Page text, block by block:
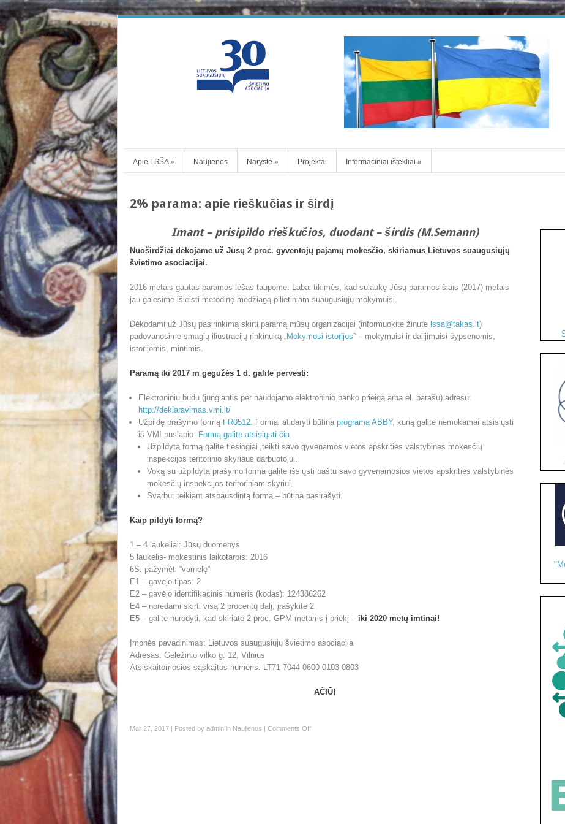
Apie LSŠA» Naujienos Narystė » Projektai Informaciniai ištekliai »
2% parama: apie rieškučias ir širdį
Imant – prisipildo rieškučios, duodant – širdis (M.Semann)
Nuoširdžiai dėkojame už Jūsų 2 proc. gyventojų pajamų mokesčio, skiriamus Lietuvos suaugusiųjų
švietimo asociacijai.
2016 metais gautas paramos lėšas taupome. Labai tikimės, kad sulaukę Jūsų paramos šiais (2017) metais
jau galėsime išleisti metodinę medžiagą pilietiniam suaugusiųjų mokymuisi.
Dėkodami už Jūsų pasirinkimą skirti paramą mūsų organizacijai (informuokite žinute lssa@takas.lt)
padovanosime smagių iliustracijų rinkinuką „ Mokymosi istorijos” – mokymuisi ir dalijimuisi šypsenomis,
istorijomis, mintimis.
Paramą iki 2017 m gegužės 1 d. galite pervesti:
Elektroniniu būdu (jungiantis per naudojamo elektroninio banko prieigą arba el. parašu) adresu:
http://deklaravimas.vmi.lt/
Užpildę prašymo formą FR0512 . Formai atidaryti būtina programa ABBY, kurią galite nemokamai atsisiųsti
iš VMI puslapio. Formą galite atsisiųsti čia
Užpildytą formą galite tiesiogiai įteikti savo gyvenamos vietos apskrities valstybinės mokesčių
inspekcijos teritorinio skyriaus darbuotojui.
Voką su užpildyta prašymo forma galite išsiųsti paštu savo gyvenamosios vietos apskrities valstybinės
mokesčių inspekcijos teritoriniam skyriui.
Svarbu: teikiant atspausdintą formą – būtina pasirašyti.
Kaip pildyti formą?
1 – 4 laukeliai: Jūsų duomenys
5 laukelis- mokestinis laikotarpis: 2016
6S: pažymėti “varnelę”
E1 – gavėjo tipas: 2
E2 – gavėjo identifikacinis numeris (kodas): 124386262
E4 – norėdami skirti visą 2 procentų dalį, įrašykite 2
E5 – galite nurodyti, kad skiriate 2 proc. GPM metams į priekį – iki 2020 metų imtinai!
Įmonės pavadinimas: Lietuvos suaugusiųjų švietimo asociacija
Adresas: Geležinio vilko g. 12, Vilnius
Atsiskaitomosios sąskaitos numeris: LT71 7044 0600 0103 0803
AČIŪ!
Mar 27, 2017 | Posted by admin in Naujienos | Comments Off